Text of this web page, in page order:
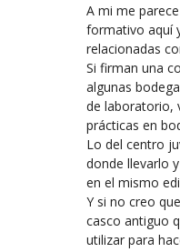
A mi me
formativo aquí
relacionadas
Si firman una
algunas
de laboratorio,
prácticas en
Lo del centro
donde llevarlo
en el mismo
Y si no creo
casco antiguo
utilizar para